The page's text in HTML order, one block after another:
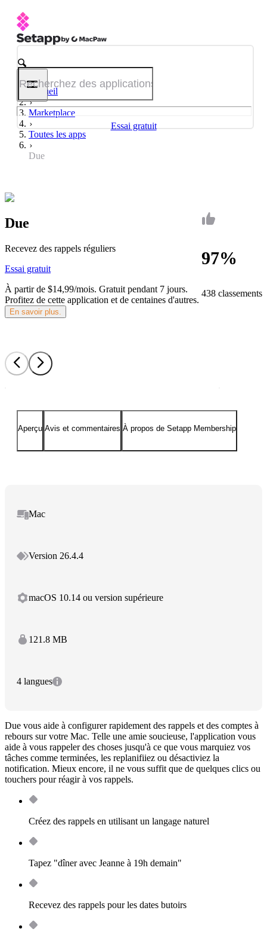
Essai gratuit
Accueil
Marketplace
Toutes les apps
Due
97%
438 classements
Due
Recevez des rappels réguliers
Essai gratuit
À partir de $14,99/mois. Gratuit pendant 7 jours.
Profitez de cette application et de centaines d'autres.
En savoir plus.
Aperçu Avis et commentaires À propos de Setapp Membership
Mac
Version 26.4.4
macOS 10.14 ou version supérieure
121.8 MB
4 langues
Due vous aide à configurer rapidement des rappels et des comptes à
rebours sur votre Mac. Telle une amie soucieuse, l'application vous
aide à vous rappeler des choses jusqu'à ce que vous marquiez vos
tâches comme terminées, les replanifiiez ou désactiviez la
notification. Mieux encore, il ne vous suffit que de quelques clics ou
touchers pour réagir à vos rappels.
Créez des rappels en utilisant un langage naturel
Tapez "dîner avec Jeanne à 19h demain"
Recevez des rappels pour les dates butoirs